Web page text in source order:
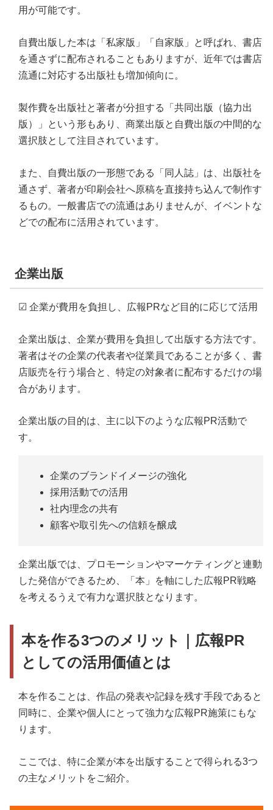
用が可能です。
自費出版した本は「私家版」「自家版」と呼ばれ、書店
を通さずに配布されることもありますが、近年では書店
流通に対応する出版社も増加傾向に。
製作費を出版社と著者が分担する「共同出版（協力出
版）」という形もあり、商業出版と自費出版の中間的な
選択肢として注目されています。
また、自費出版の一形態である「同人誌」は、出版社を
通さず、著者が印刷会社へ原稿を直接持ち込んで制作す
るもの。一般書店での流通はありませんが、イベントな
どでの配布に活用されています。
企業出版
☑ 企業が費用を負担し、広報PRなど目的に応じて活用
企業出版は、企業が費用を負担して出版する方法です。
著者はその企業の代表者や従業員であることが多く、書
店販売を行う場合と、特定の対象者に配布するだけの場
合があります。
企業出版の目的は、主に以下のような広報PR活動で
す。
企業のブランドイメージの強化
採用活動での活用
社内理念の共有
顧客や取引先への信頼を醸成
企業出版では、プロモーションやマーケティングと連動
した発信ができるため、「本」を軸にした広報PR戦略
を考えるうえで有力な選択肢となります。
本を作る3つのメリット｜広報PR
としての活用価値とは
本を作ることは、作品の発表や記録を残す手段であると
同時に、企業や個人にとって強力な広報PR施策にもな
ります。
ここでは、特に企業が本を出版することで得られる3つ
の主なメリットをご紹介。